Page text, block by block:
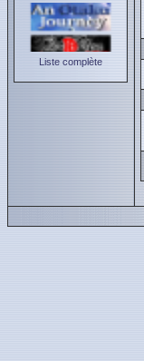
Liste complète